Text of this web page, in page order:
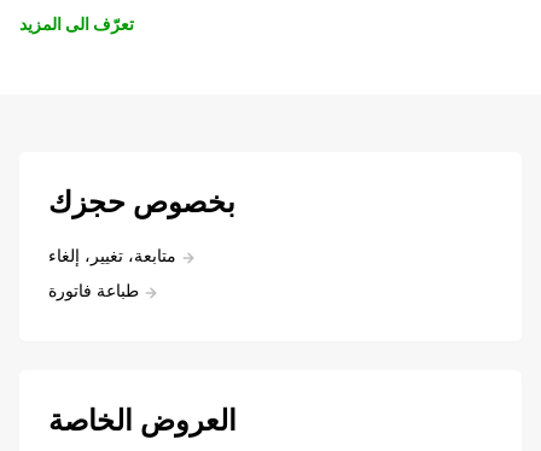
تعرّف الى المزيد
بخصوص حجزك
متابعة، تغيير، إلغاء
طباعة فاتورة
العروض الخاصة